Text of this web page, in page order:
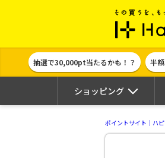
抽選で30,000pt当たるかも！？ 半
ショッピング
ポイントサイト｜ハピ